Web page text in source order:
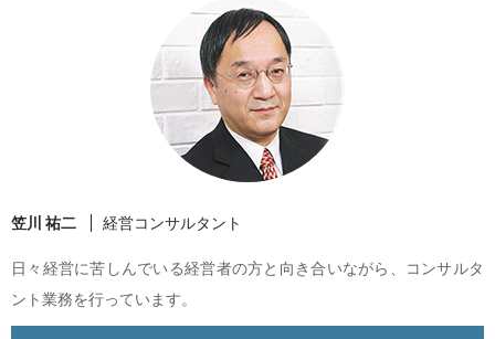
笠川 祐二 経営コンサルタント
日々経営に苦しんでいる経営者の方と向き合いながら、コンサルタ
ント業務を行っています。